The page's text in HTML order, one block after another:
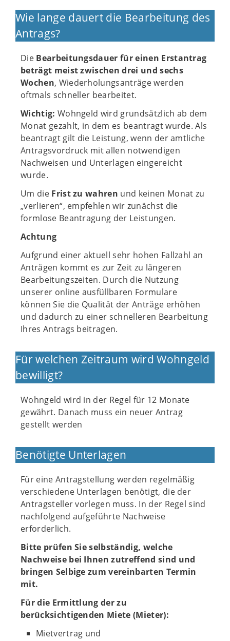
Wie lange dauert die Bearbeitung des
Antrags?
Die Bearbeitungsdauer für einen Erstantrag
beträgt meist zwischen drei und sechs
Wochen, Wiederholungsanträge werden
oftmals schneller bearbeitet.
Wichtig: Wohngeld wird grundsätzlich ab dem
Monat gezahlt, in dem es beantragt wurde. Als
beantragt gilt die Leistung, wenn der amtliche
Antragsvordruck mit allen notwendigen
Nachweisen und Unterlagen eingereicht
wurde.
Um die Frist zu wahren und keinen Monat zu
„verlieren“, empfehlen wir zunächst die
formlose Beantragung der Leistungen.
Achtung
Aufgrund einer aktuell sehr hohen Fallzahl an
Anträgen kommt es zur Zeit zu längeren
Bearbeitungszeiten. Durch die Nutzung
unserer online ausfüllbaren Formulare
können Sie die Qualität der Anträge erhöhen
und dadurch zu einer schnelleren Bearbeitung
Ihres Antrags beitragen.
Für welchen Zeitraum wird Wohngeld
bewilligt?
Wohngeld wird in der Regel für 12 Monate
gewährt. Danach muss ein neuer Antrag
gestellt werden
Benötigte Unterlagen
Für eine Antragstellung werden regelmäßig
verschiedene Unterlagen benötigt, die der
Antragsteller vorlegen muss. In der Regel sind
nachfolgend aufgeführte Nachweise
erforderlich.
Bitte prüfen Sie selbständig, welche
Nachweise bei Ihnen zutreffend sind und
bringen Selbige zum vereinbarten Termin
mit.
Für die Ermittlung der zu
berücksichtigenden Miete (Mieter):
Mietvertrag und